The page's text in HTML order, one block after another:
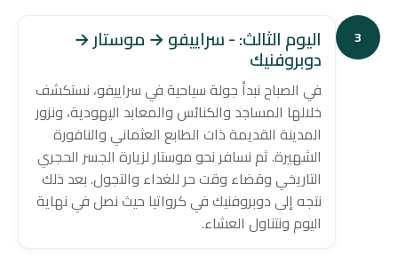
3 اليوم الثالث: - سراييفو → موستار →
دوبروفنيك
في الصباح نبدأ جولة سياحية في سراييفو، نستكشف
خلالها المساجد والكنائس والمعابد اليهودية، ونزور
المدينة القديمة ذات الطابع العثماني والنافورة
الشهيرة. ثم نسافر نحو موستار لزيارة الجسر الحجري
التاريخي وقضاء وقت حر للغداء والتجول. بعد ذلك
نتجه إلى دوبروفنيك في كرواتيا حيث نصل في نهاية
اليوم ونتناول العشاء.